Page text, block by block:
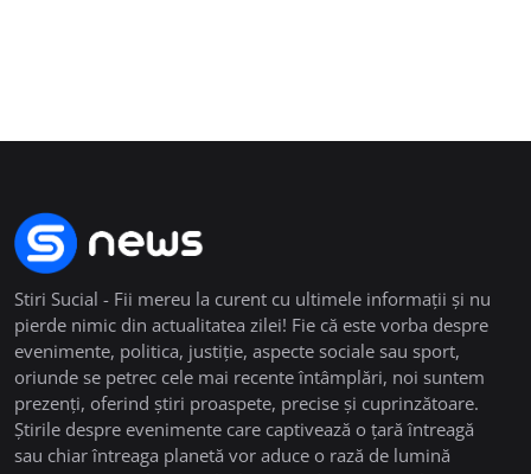
Stiri Sucial - Fii mereu la curent cu ultimele informații și nu
pierde nimic din actualitatea zilei! Fie că este vorba despre
evenimente, politica, justiție, aspecte sociale sau sport,
oriunde se petrec cele mai recente întâmplări, noi suntem
prezenți, oferind știri proaspete, precise și cuprinzătoare.
Știrile despre evenimente care captivează o țară întreagă
sau chiar întreaga planetă vor aduce o rază de lumină